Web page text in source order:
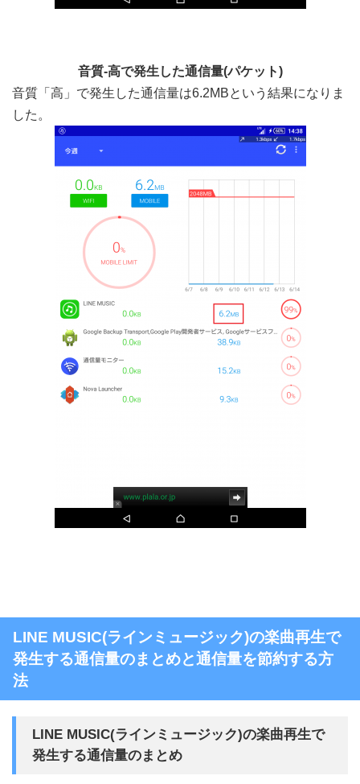
音質-高で発生した通信量(パケット)
音質「高」で発生した通信量は6.2MBという結果になりま
した。
LINE MUSIC(ラインミュージック)の楽曲再生で
発生する通信量のまとめと通信量を節約する方
法
LINE MUSIC(ラインミュージック)の楽曲再生で
発生する通信量のまとめ